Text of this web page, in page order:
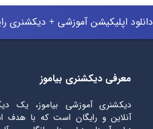
دانلود اپلیکیشن آموزشی + دیکشنری
معرفی دیکشنری بیاموز
دیکشنری آموزشی بیاموز، یک
آنلاین و رایگان است که با هدف